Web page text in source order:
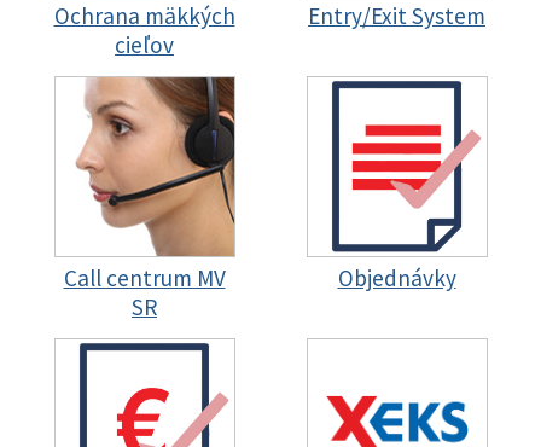
Ochrana mäkkých
cieľov
Entry/Exit System
Call centrum MV
SR
Objednávky